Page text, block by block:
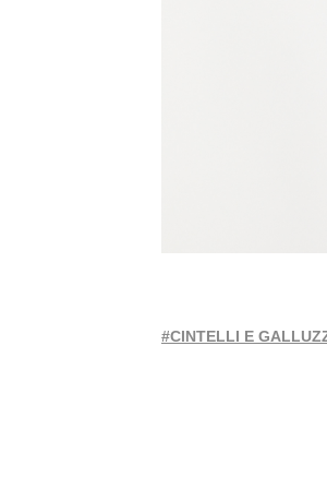
#CINTELLI E